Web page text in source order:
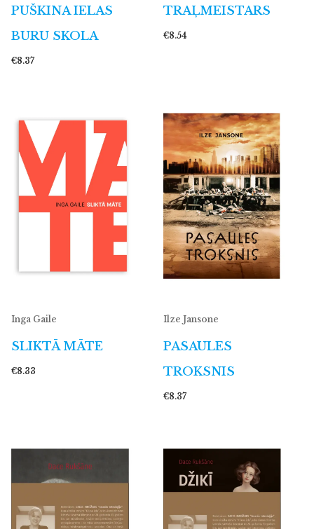
PUŠKINA IELAS
BURU SKOLA
€8.37
TRAĻMEISTARS
€8.54
Inga Gaile
SLIKTĀ MĀTE
€8.33
Ilze Jansone
PASAULES
TROKSNIS
€8.37